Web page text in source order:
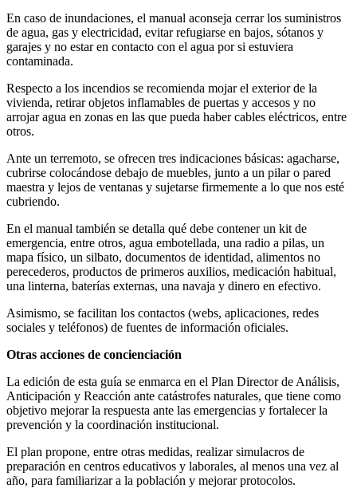
En caso de inundaciones, el manual aconseja cerrar los suministros
de agua, gas y electricidad, evitar refugiarse en bajos, sótanos y
garajes y no estar en contacto con el agua por si estuviera
contaminada.
Respecto a los incendios se recomienda mojar el exterior de la
vivienda, retirar objetos inflamables de puertas y accesos y no
arrojar agua en zonas en las que pueda haber cables eléctricos, entre
otros.
Ante un terremoto, se ofrecen tres indicaciones básicas: agacharse,
cubrirse colocándose debajo de muebles, junto a un pilar o pared
maestra y lejos de ventanas y sujetarse firmemente a lo que nos esté
cubriendo.
En el manual también se detalla qué debe contener un kit de
emergencia, entre otros, agua embotellada, una radio a pilas, un
mapa físico, un silbato, documentos de identidad, alimentos no
perecederos, productos de primeros auxilios, medicación habitual,
una linterna, baterías externas, una navaja y dinero en efectivo.
Asimismo, se facilitan los contactos (webs, aplicaciones, redes
sociales y teléfonos) de fuentes de información oficiales.
Otras acciones de concienciación
La edición de esta guía se enmarca en el Plan Director de Análisis,
Anticipación y Reacción ante catástrofes naturales, que tiene como
objetivo mejorar la respuesta ante las emergencias y fortalecer la
prevención y la coordinación institucional.
El plan propone, entre otras medidas, realizar simulacros de
preparación en centros educativos y laborales, al menos una vez al
año, para familiarizar a la población y mejorar protocolos.